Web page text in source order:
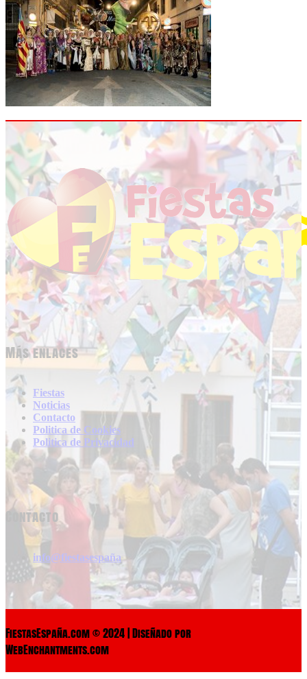
Más enlaces
Fiestas
Noticias
Contacto
Politica de Cookies
Politica de Privacidad
Contacto
info@fiestasespaña
FiestasEspaña.com © 2024 | Diseñado por
WebEnchantments.com